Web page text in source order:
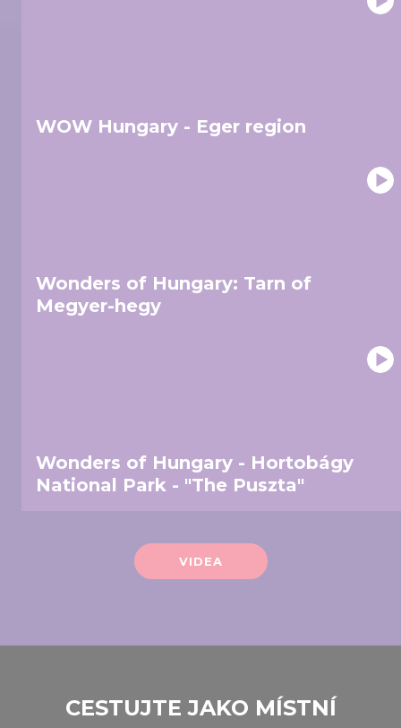
WOW Hungary - Eger region
Wonders of Hungary: Tarn of
Megyer-hegy
Wonders of Hungary - Hortobágy
National Park - "The Puszta"
VIDEA
CESTUJTE JAKO MÍSTNÍ